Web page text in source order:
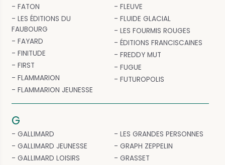
FATON
LES ÉDITIONS DU
FAUBOURG
FAYARD
FINITUDE
FIRST
FLAMMARION
FLAMMARION JEUNESSE
FLEUVE
FLUIDE GLACIAL
LES FOURMIS ROUGES
ÉDITIONS FRANCISCAINES
FREDDY MUT
FUGUE
FUTUROPOLIS
G
GALLIMARD
GALLIMARD JEUNESSE
GALLIMARD LOISIRS
LES GRANDES PERSONNES
GRAPH ZEPPELIN
GRASSET